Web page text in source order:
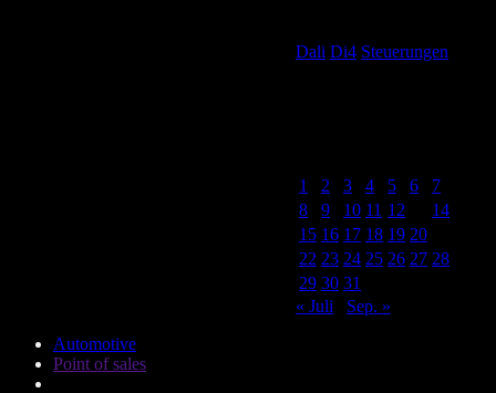
Dali Di4 Steuerungen
1
2 3 4 5 6
7
8
9 10 11 12
14
15 16 17 18 19 20
22 23 24 25 26 27 28
29 30 31
« Juli
Sep. »
Automotive
Point of sales